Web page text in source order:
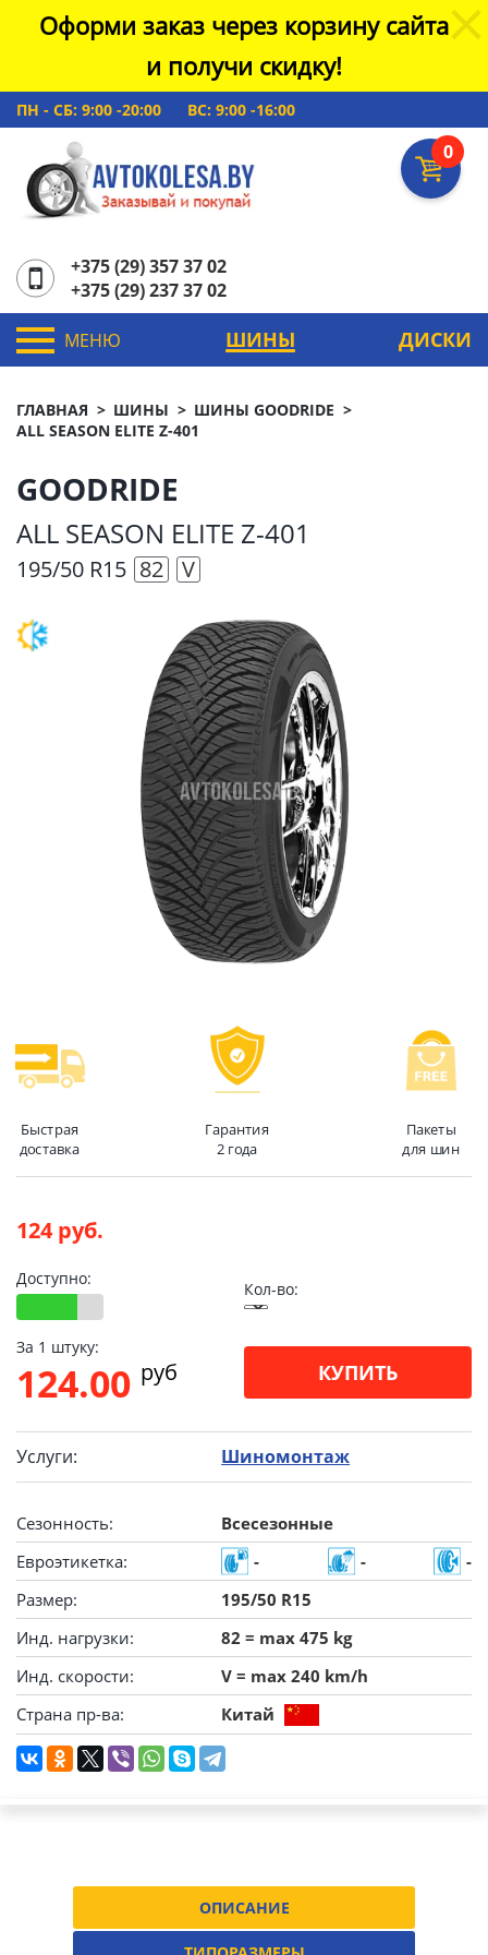
Оформи заказ через корзину сайта
и получи скидку!
ПН - СБ: 9:00 -20:00 ВС: 9:00 -16:00
0
+375 (29) 357 37 02
+375 (29) 237 37 02
МЕНЮ ШИНЫ ДИСКИ
ГЛАВНАЯ ШИНЫ
ШИНЫ GOODRIDE
ALL SEASON ELITE Z-401
GOODRIDE
ALL SEASON ELITE Z-401
195/50 R15 82 V
Быстрая
доставка
Гарантия
2 года
Пакеты
для шин
124 руб.
Доступно:
Кол-во:
За 1 штуку:
124.00 pуб КУПИТЬ
Услуги: Шиномонтаж
Сезонность:
Всесезонные
Евроэтикетка:
- -
-
Размер:
195/50 R15
Инд. нагрузки:
82 = max 475 kg
Инд. скорости:
V = max 240 km/h
Страна пр-ва:
Китай
ОПИСАНИЕ